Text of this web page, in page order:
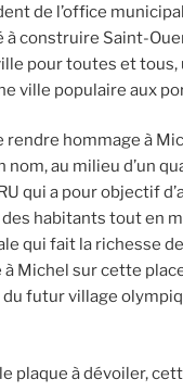
de l’office
à construire Saint-
pour toutes et tous,
ville populaire aux
rendre hommage à
nom, au milieu d’un
qui a pour objectif
habitants tout en
qui fait la richesse
Michel sur cette
futur village
plaque à dévoiler,